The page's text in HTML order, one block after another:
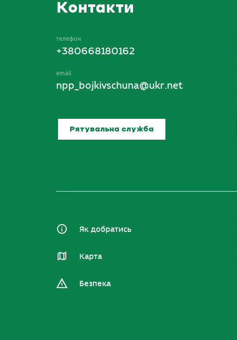
Контакти
телефон
+380668180162
email
npp_bojkivschuna@ukr.net
Рятувальна служба
Як добратись
Карта
Безпека